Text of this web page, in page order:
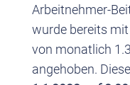
Arbeitnehmer-
wurde bereits
von monatlich
angehoben.